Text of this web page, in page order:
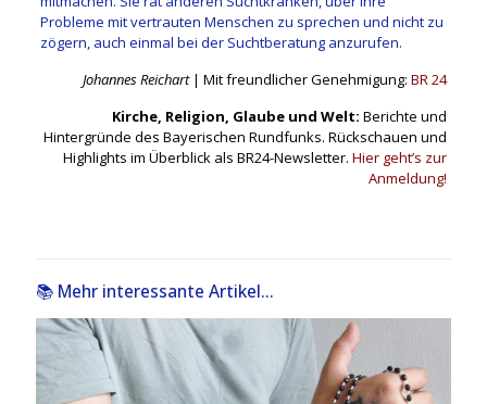
Probleme mit vertrauten Menschen zu sprechen und nicht zu
zögern, auch einmal bei der Suchtberatung anzurufen.
Johannes Reichart| Mit freundlicher Genehmigung:BR 24
Kirche, Religion, Glaube und Welt: Berichte und
Hintergründe des Bayerischen Rundfunks. Rückschauen und
Highlights im Überblick als BR24-Newsletter. Hier geht’s zur
Anmeldung!
📚 Mehr interessante Artikel...